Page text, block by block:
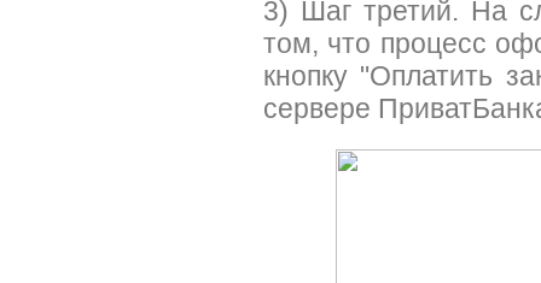
3) Шаг третий. На
том, что процесс
кнопку "Оплатить
сервере